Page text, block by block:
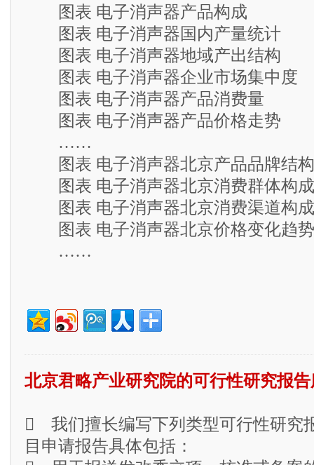
图表 电子消声器产品构成
图表 电子消声器国内产量统计
图表 电子消声器地域产出结构
图表 电子消声器企业市场集中度
图表 电子消声器产品消费量
图表 电子消声器产品价格走势
……
图表 电子消声器北京产品品牌结构
图表 电子消声器北京消费群体构成
图表 电子消声器北京消费渠道构成
图表 电子消声器北京价格变化趋势
……
北京君略产业研究院的可行性研究报
 我们擅长编写下列类型可行性研究
目申请报告具体包括：